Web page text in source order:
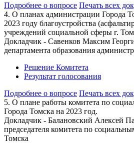
Подробнее о вопросе Печать всех
4. О планах администрации Города
2023 году благоустройства
учреждений социальной сферы г.
Докладчик - Савенков Максим
департамента образования
Решение Комитета
Результат голосования
Подробнее о вопросе Печать всех
5. О плане работы комитета по
Города Томска на 2023 год.
Докладчик - Балановский Алексей
председателя комитета по
Томска